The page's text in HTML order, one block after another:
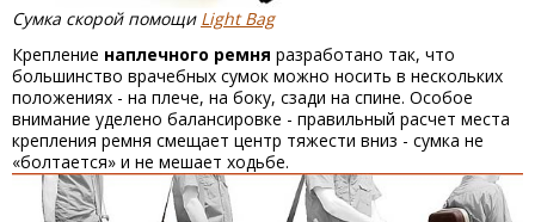
Сумка скорой помощи Light Bag
Крепление наплечного ремня разработано так, что
большинство врачебных сумок можно носить в нескольких
положениях - на плече, на боку, сзади на спине. Особое
внимание уделено балансировке - правильный расчет места
крепления ремня смещает центр тяжести вниз - сумка не
«болтается» и не мешает ходьбе.